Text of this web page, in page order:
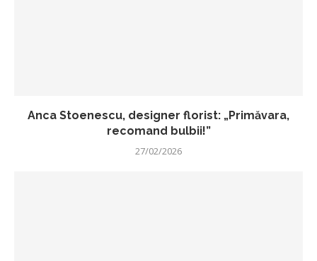
Anca Stoenescu, designer florist: „Primăvara,
recomand bulbii!”
27/02/2026